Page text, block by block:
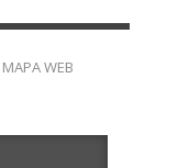
MAPA WEB